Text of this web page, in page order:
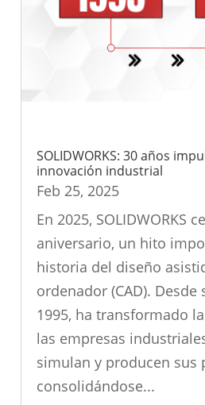
SOLIDWORKS: 30 años
innovación industrial
Feb 25, 2025
En 2025, SOLIDWORKS
aniversario, un hito
historia del diseño
ordenador (CAD). Desde
1995, ha transformado
las empresas
simulan y producen sus
consolidándose...